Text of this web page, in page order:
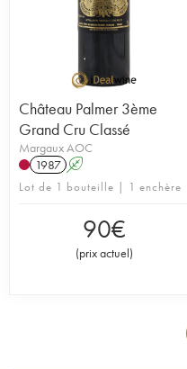
Château Palmer 3ème
Grand Cru Classé
Margaux AOC
1987 A
Lot de 1 bouteille | 1 enchère
90€
(prix actuel)